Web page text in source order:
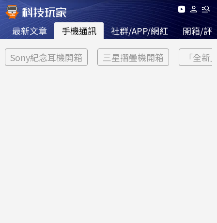
最新文章 手機通訊 社群/APP/網紅 開箱/評
Sony紀念耳機開箱 三星摺疊機開箱 「全新